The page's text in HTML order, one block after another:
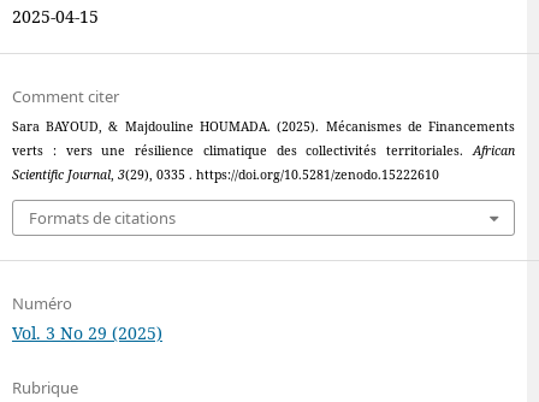
2025-04-15
Comment citer
Sara BAYOUD, & Majdouline HOUMADA. (2025). Mécanismes de Financements
verts : vers une résilience climatique des collectivités territoriales.African
Scientific Journal, 3(29), 0335 . https://doi.org/10.5281/zenodo.15222610
Formats de citations
Numéro
Vol. 3 No 29 (2025)
Rubrique